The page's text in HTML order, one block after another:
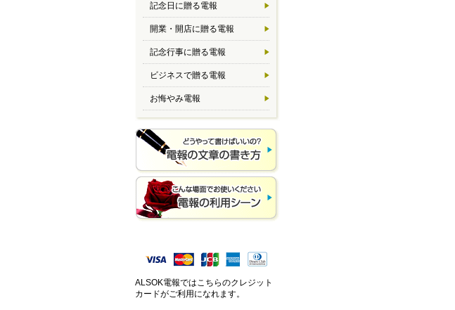
記念日に贈る電報
開業・開店に贈る電報
記念行事に贈る電報
ビジネスで贈る電報
お悔やみ電報
ALSOK電報ではこちらのクレジット
カードがご利用になれます。